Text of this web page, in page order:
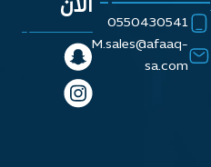
0550430541
M.sales@afaaq-
sa.com
الآن